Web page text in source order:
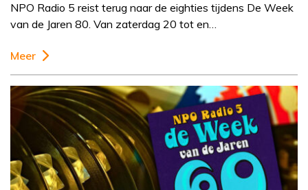
NPO Radio 5 reist terug naar de eighties tijdens De Week
van de Jaren 80. Van zaterdag 20 tot en…
Meer